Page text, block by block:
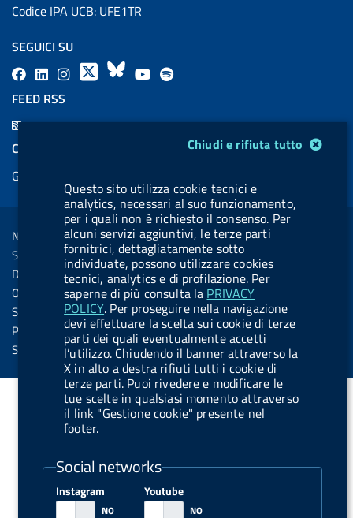
Chiudi e rifiuta tutto
Questo sito utilizza cookie tecnici e
analytics, necessari al suo funzionamento,
per i quali non è richiesto il consenso. Per
alcuni servizi aggiuntivi, le terze parti
fornitrici, dettagliatamente sotto
individuate, possono utilizzare cookies
tecnici, analytics e di profilazione. Per
saperne di più consulta la PRIVACY
POLICY. Per proseguire nella navigazione
devi effettuare la scelta sui cookie di terze
parti dei quali eventualmente accetti
l’utilizzo. Chiudendo il banner attraverso la
X in alto a destra rifiuti tutti i cookie di
terze parti. Puoi rivedere e modificare le
tue scelte in qualsiasi momento attraverso
il link "Gestione cookie" presente nel
footer.
Social networks
Instagram Youtube
Codice IPA UCB: UFE1TR
SEGUICI SU
F
a
L
i
b
u
t
t
o
n
.
i
n
s
t
a
r
a
X
B
y
Y
e
l
b
u
t
t
o
n
.
s
p
o
t
FEED RSS
F
COOKIES
Gestione cookie
Sezione Link Utili
Note legali
Social Media Policy
Dichiarazione di accessibilità
Obiettivi di accessibilità
Statistiche sito
Privacy
Servizi Online